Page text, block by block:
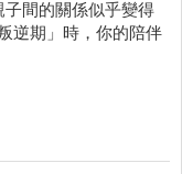
間的關係似乎變得
逆期」時，你的陪伴